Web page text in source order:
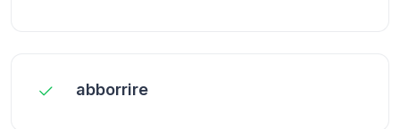
abborrire